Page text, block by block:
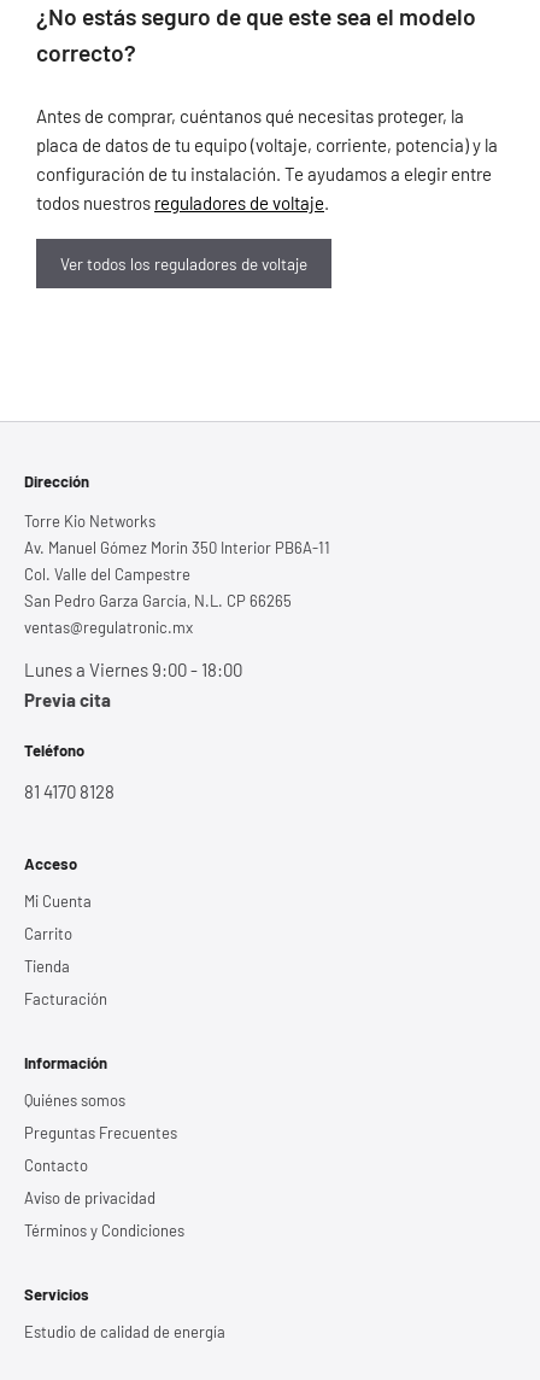
¿No estás seguro de que este sea el modelo
correcto?
Antes de comprar, cuéntanos qué necesitas proteger, la
placa de datos de tu equipo (voltaje, corriente, potencia) y la
configuración de tu instalación. Te ayudamos a elegir entre
todos nuestros reguladores de voltaje.
Ver todos los reguladores de voltaje
Dirección
Torre Kio Networks
Av. Manuel Gómez Morin 350 Interior PB6A-11
Col. Valle del Campestre
San Pedro Garza García, N.L. CP 66265
ventas@regulatronic.mx
Lunes a Viernes 9:00 - 18:00
Previa cita
Teléfono
81 4170 8128
Acceso
Mi Cuenta
Carrito
Tienda
Facturación
Información
Quiénes somos
Preguntas Frecuentes
Contacto
Aviso de privacidad
Términos y Condiciones
Servicios
Estudio de calidad de energía